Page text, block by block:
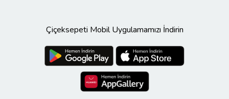
Çiçeksepeti Mobil Uygulamamızı İndirin